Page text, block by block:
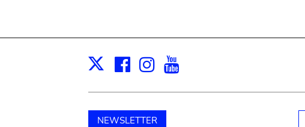
X Facebook
Instagram
NEWSLETTER